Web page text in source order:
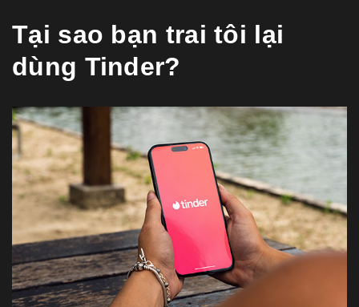
Tại sao bạn trai tôi lại
dùng Tinder?